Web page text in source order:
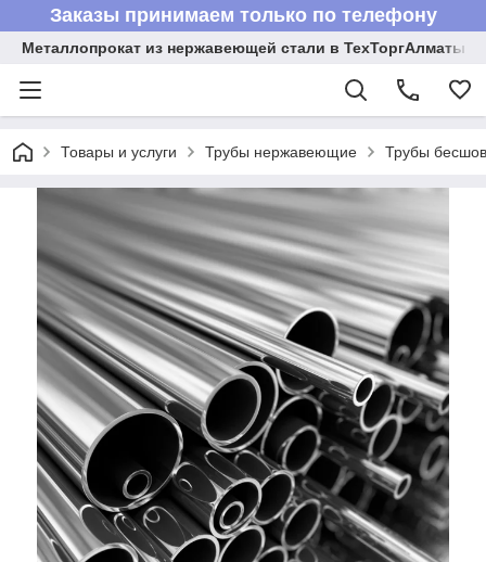
Заказы принимаем только по телефону
Металлопрокат из нержавеющей стали в ТехТоргАлматы
Товары и услуги Трубы нержавеющие Трубы